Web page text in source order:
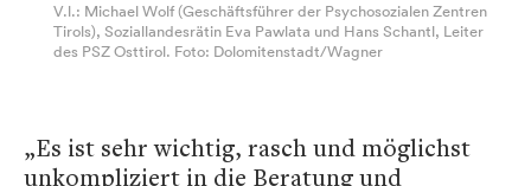
V.l.: Michael Wolf (Geschäftsführer der Psychosozialen Zentren
Tirols), Soziallandesrätin Eva Pawlata und Hans Schantl, Leiter
des PSZ Osttirol. Foto: Dolomitenstadt/Wagner
„Es ist sehr wichtig, rasch und möglichst
unkompliziert in die Beratung und